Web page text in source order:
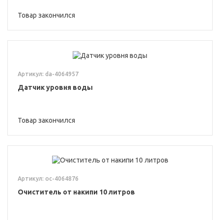
Товар закончился
Артикул: da-4064957
Датчик уровня воды
Товар закончился
Артикул: oc-4064876
Очиститель от накипи 10 литров